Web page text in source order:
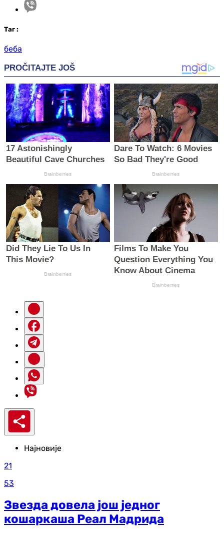
Таг :
беба
Најновије
21
53
Звезда довела још једног
кошаркаша Реал Мадрида